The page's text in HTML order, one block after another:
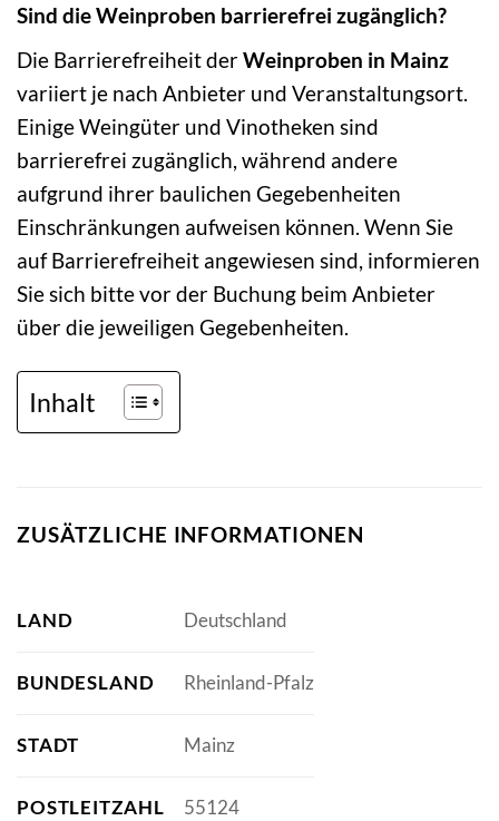
Sind die Weinproben barrierefrei zugänglich?
Die Barrierefreiheit derWeinproben in Mainz
variiert je nach Anbieter und Veranstaltungsort.
Einige Weingüter und Vinotheken sind
barrierefrei zugänglich, während andere
aufgrund ihrer baulichen Gegebenheiten
Einschränkungen aufweisen können. Wenn Sie
auf Barrierefreiheit angewiesen sind, informieren
Sie sich bitte vor der Buchung beim Anbieter
über die jeweiligen Gegebenheiten.
Inhalt
ZUSÄTZLICHE INFORMATIONEN
LAND Deutschland
BUNDESLAND Rheinland-Pfalz
STADT Mainz
POSTLEITZAHL 55124